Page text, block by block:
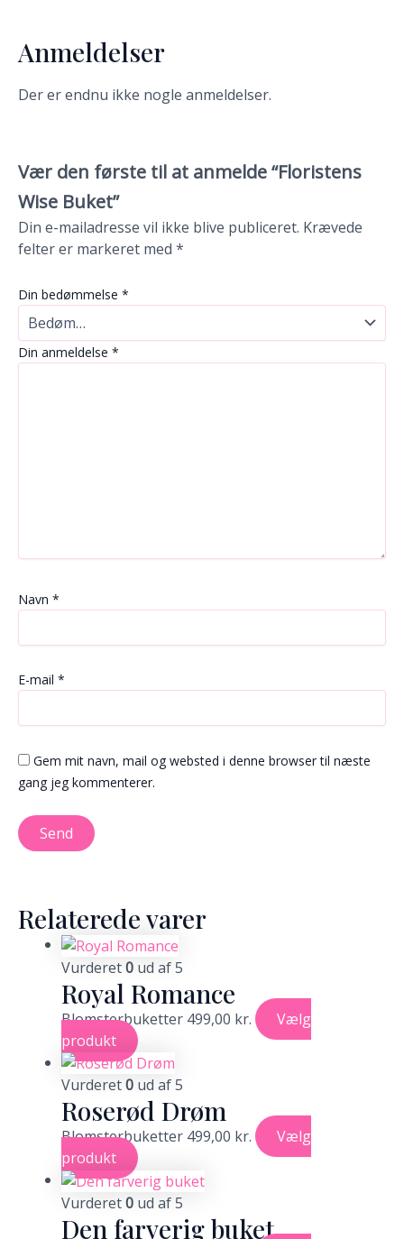
Anmeldelser
Der er endnu ikke nogle anmeldelser.
Vær den første til at anmelde “Floristens
Wise Buket”
Din e-mailadresse vil ikke blive publiceret. Krævede
felter er markeret med *
Din bedømmelse *
Din anmeldelse *
Navn *
E-mail *
Gem mit navn, mail og websted i denne browser til næste
gang jeg kommenterer.
Relaterede varer
Vurderet0 ud af 5
Royal Romance
Blomsterbuketter 499,00 kr.
Vælg
produkt
Vurderet0 ud af 5
Roserød Drøm
Blomsterbuketter 499,00 kr.
Vælg
produkt
Vurderet0 ud af 5
Den farverig buket